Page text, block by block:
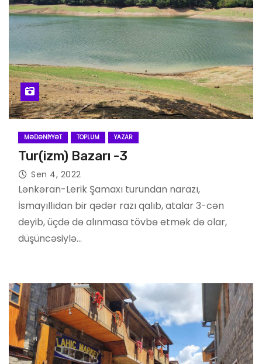
MƏDƏNIYYƏT TOPLUM YAZAR
Tur(izm) Bazarı -3
Sen 4, 2022
Lənkəran-Lerik Şamaxı turundan narazı,
İsmayıllıdan bir qədər razı qalıb, atalar 3-cən
deyib, üçdə də alınmasa tövbə etmək də olar,
düşüncəsiylə…